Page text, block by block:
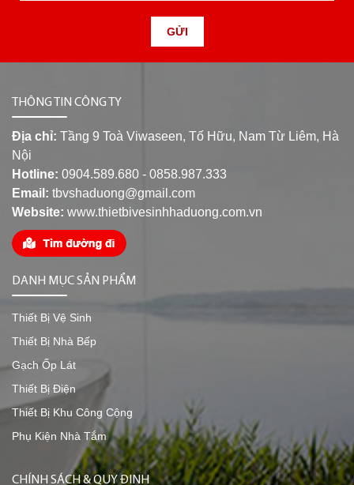
GỬI
THÔNG TIN CÔNG TY
Địa chỉ: Tầng 9 Toà Viwaseen, Tố Hữu, Nam Từ Liêm, Hà
Nội
Hotline: 0904.589.680 - 0858.987.333
Email: tbvshaduong@gmail.com
Website: www.thietbivesinhhaduong.com.vn
DANH MỤC SẢN PHẨM
Thiết Bị Vệ Sinh
Thiết Bị Nhà Bếp
Gạch Ốp Lát
Thiết Bị Điện
Thiết Bị Khu Công Cộng
Phụ Kiện Nhà Tắm
CHÍNH SÁCH & QUY ĐỊNH